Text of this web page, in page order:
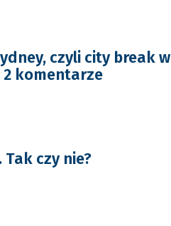
czyli city break w
2 komentarze
Tak czy nie?